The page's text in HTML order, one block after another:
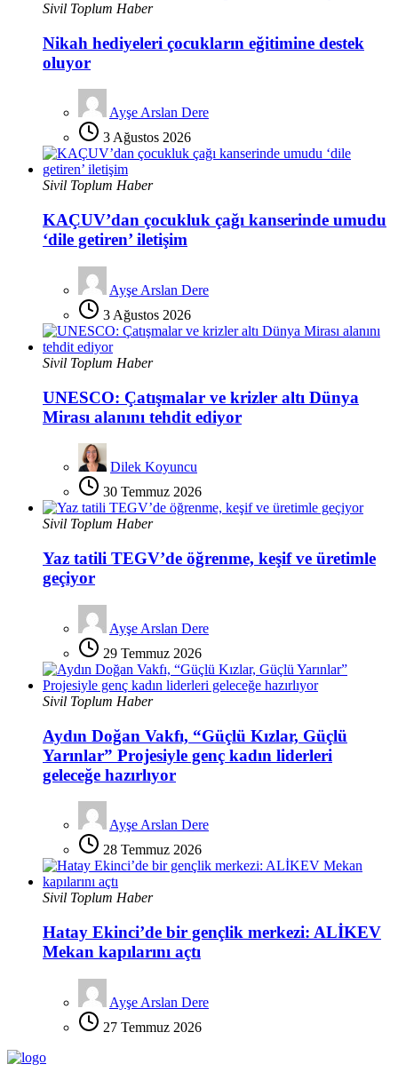
Sivil Toplum Haber
Nikah hediyeleri çocukların eğitimine destek
oluyor
Ayşe Arslan Dere
3 Ağustos 2026
Sivil Toplum Haber
KAÇUV’dan çocukluk çağı kanserinde umudu
‘dile getiren’ iletişim
Ayşe Arslan Dere
3 Ağustos 2026
Sivil Toplum Haber
UNESCO: Çatışmalar ve krizler altı Dünya
Mirası alanını tehdit ediyor
Dilek Koyuncu
30 Temmuz 2026
Sivil Toplum Haber
Yaz tatili TEGV’de öğrenme, keşif ve üretimle
geçiyor
Ayşe Arslan Dere
29 Temmuz 2026
Sivil Toplum Haber
Aydın Doğan Vakfı, “Güçlü Kızlar, Güçlü
Yarınlar” Projesiyle genç kadın liderleri
geleceğe hazırlıyor
Ayşe Arslan Dere
28 Temmuz 2026
Sivil Toplum Haber
Hatay Ekinci’de bir gençlik merkezi: ALİKEV
Mekan kapılarını açtı
Ayşe Arslan Dere
27 Temmuz 2026